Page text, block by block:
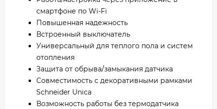
смартфоне по Wi-Fi
Повышенная надежность
Встроенный выключатель
Универсальный для теплого пола и систем
отопления
Защита от обрыва/замыкания датчика
Совместимость с декоративными рамками
Schneider Unica
Возможность работы без термодатчика